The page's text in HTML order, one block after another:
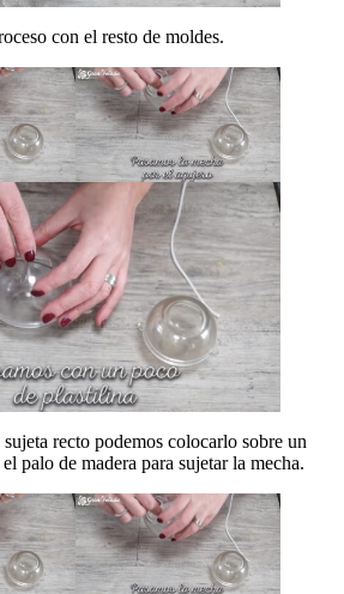
con el resto de moldes.
recto podemos colocarlo sobre un
palo de madera para sujetar la mecha.